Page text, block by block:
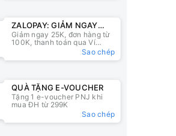
ZALOPAY: GIẢM NGAY
25K
Giảm ngay 25K, đơn hàng từ
100K, thanh toán qua Ví
Sao chép
QUÀ TẶNG E-VOUCHER
Tặng 1 e-voucher PNJ khi
mua ĐH từ 299K
Sao chép